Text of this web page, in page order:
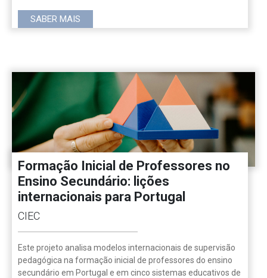
SABER MAIS
Formação Inicial de Professores no
Ensino Secundário: lições
internacionais para Portugal
CIEC
Este projeto analisa modelos internacionais de supervisão
pedagógica na formação inicial de professores do ensino
secundário em Portugal e em cinco sistemas educativos de